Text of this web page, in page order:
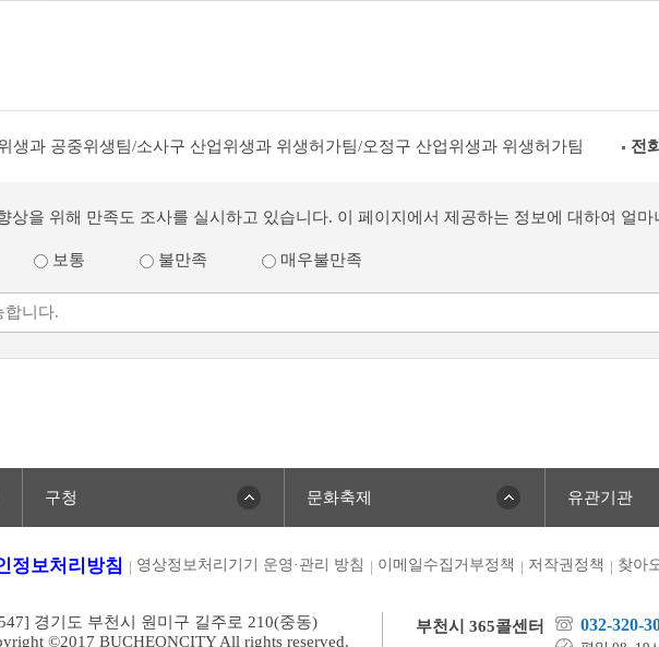
생과 공중위생팀/소사구 산업위생과 위생허가팀/오정구 산업위생과 위생허가팀 전
상을 위해 만족도 조사를 실시하고 있습니다. 이 페이지에서 제공하는 정보에 대하여 얼마
보통 불만족 매우불만족
구청 문화축제 유관기관
정보처리방침 영상정보처리기기 운영·관리 방침 이메일수집거부정책 저작권정책 찾아
경기도 부천시 원미구 길주로 210(중동)
©2017 BUCHEONCITY All rights reserved.
부천시 365콜센터 032-320-